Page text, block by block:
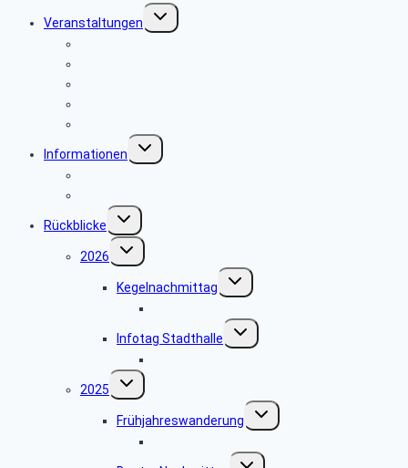
Veranstaltungen
Untermenü
umschalten
Informationen
Untermenü
umschalten
Rückblicke
Untermenü
umschalten
2026
Untermenü
umschalten
Kegelnachmittag
Untermenü
umschalten
Infotag Stadthalle
Untermenü
umschalten
2025
Untermenü
umschalten
Frühjahreswanderung
Untermenü
umschalten
Untermenü